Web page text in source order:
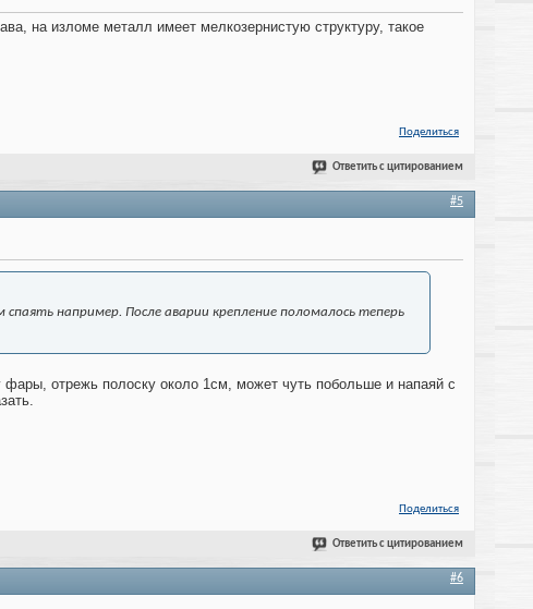
на изломе металл имеет мелкозернистую структуру, такое
Поделиться
Ответить с цитированием
#5
например. После аварии крепление поломалось теперь
отрежь полоску около 1см, может чуть побольше и напаяй с
Поделиться
Ответить с цитированием
#6